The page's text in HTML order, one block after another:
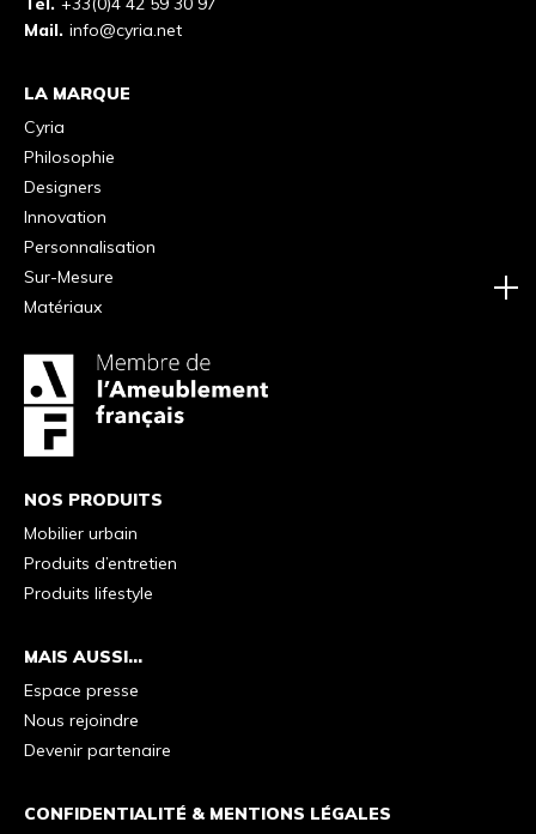
Mail. info@cyria.net
LA MARQUE
Cyria
Philosophie
Designers
Innovation
Personnalisation
Sur-Mesure
Matériaux
NOS PRODUITS
Mobilier urbain
Produits d’entretien
Produits lifestyle
MAIS AUSSI...
Espace presse
Nous rejoindre
Devenir partenaire
CONFIDENTIALITÉ & MENTIONS LÉGALES